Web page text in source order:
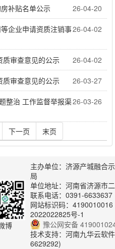
26-04-20
补贴名单公示
26-04-02
企业申请资质注销事
26-04-02
质审查意见的公示
26-03-27
质审查意见的公示
26-03-26
整治 工作监督举报渠
下一页 末页
博
主办单位：济源产城融合
局
单位地址：河南省济源
联系电话：0391-6633637
网站标识码：
2022022825号-1
豫公网安备
技术支持：河南九华云软
6629292)